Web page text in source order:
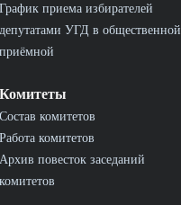
График приема избирателей
депутатами УГД в общественной
приёмной
Комитеты
Состав комитетов
Работа комитетов
Архив повесток заседаний
комитетов